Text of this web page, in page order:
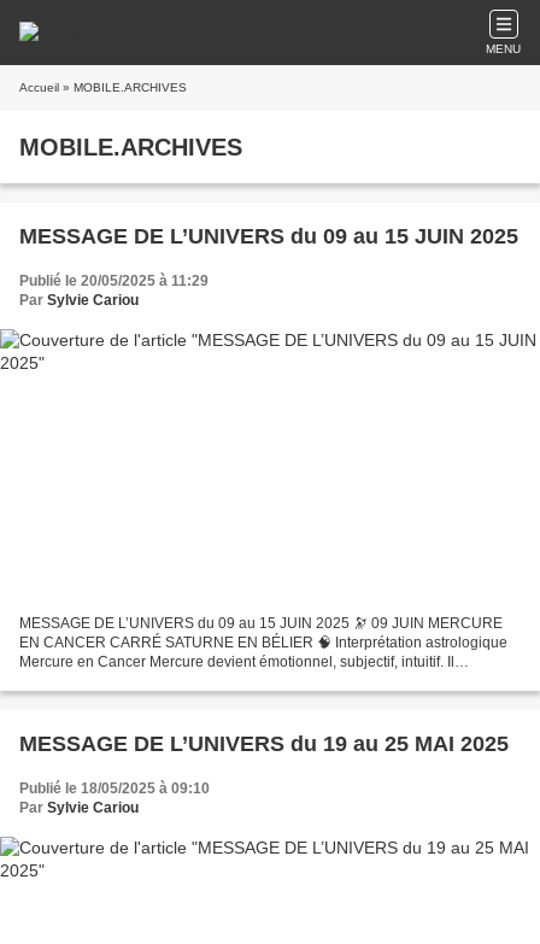
MENU
Accueil » MOBILE.ARCHIVES
MOBILE.ARCHIVES
MESSAGE DE L’UNIVERS du 09 au 15 JUIN 2025
Publié le 20/05/2025 à 11:29
Par Sylvie Cariou
MESSAGE DE L’UNIVERS du 09 au 15 JUIN 2025 🔭 09 JUIN MERCURE
EN CANCER CARRÉ SATURNE EN BÉLIER 🧠 Interprétation astrologique
Mercure en Cancer Mercure devient émotionnel, subjectif, intuitif. Il
MESSAGE DE L’UNIVERS du 19 au 25 MAI 2025
Publié le 18/05/2025 à 09:10
Par Sylvie Cariou